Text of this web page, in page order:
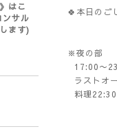
🍀本日のご
※夜の部
17:00〜
ラストオ
料理
はこ
ル
ます)